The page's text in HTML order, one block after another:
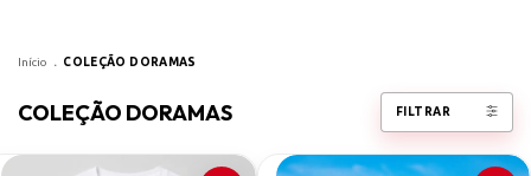
Início . COLEÇÃO DORAMAS
COLEÇÃO DORAMAS FILTRAR